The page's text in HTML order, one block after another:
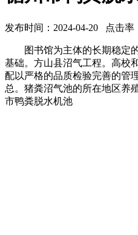
发布时间：2024-04-20 点击率
图书馆为主体的长期稳定的
基础。方山县沼气工程。高校
配以严格的品质检验完善的管
总。猪粪沼气池的所在地区养
市鸭粪脱水机池